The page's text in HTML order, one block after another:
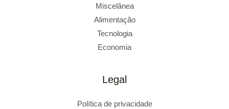
Miscelânea
Alimentação
Tecnologia
Economia
Legal
Política de privacidade